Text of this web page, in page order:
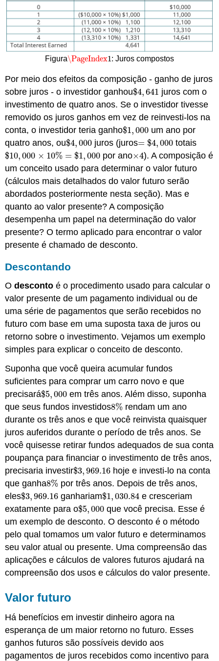
Figura\PageIndex1
\PageIndex1: Juros compostos
Por meio dos efeitos da composição - ganho de juros
sobre juros - o investidor ganhou$4, 641
$4, 641 juros com o
investimento de quatro anos. Se o investidor tivesse
removido os juros ganhos em vez de reinvesti-los na
conta, o investidor teria ganho$1, 000
$1, 000 um ano por
quatro anos, ou$4, 000
$4, 000 juros (juros= $4, 000
=$4,000 totais
$10, 000 × 10% = $1,000
$10,000 ×10%= $1,000 por ano×4
×4). A composição é
um conceito usado para determinar o valor futuro
(cálculos mais detalhados do valor futuro serão
abordados posteriormente nesta seção). Mas e
quanto ao valor presente? A composição
desempenha um papel na determinação do valor
presente? O termo aplicado para encontrar o valor
presente é chamado de desconto.
Descontando
Odesconto é o procedimento usado para calcular o
valor presente de um pagamento individual ou de
uma série de pagamentos que serão recebidos no
futuro com base em uma suposta taxa de juros ou
retorno sobre o investimento. Vejamos um exemplo
simples para explicar o conceito de desconto.
Suponha que você queira acumular fundos
suficientes para comprar um carro novo e que
precisará$5, 000
$5, 000 em três anos. Além disso, suponha
que seus fundos investidos8%
8% rendam um ano
durante os três anos e que você reinvista quaisquer
juros auferidos durante o período de três anos. Se
você quisesse retirar fundos adequados de sua conta
poupança para financiar o investimento de três anos,
precisaria investir$3, 969.16
$3, 969.16 hoje e investi-lo na conta
que ganha8%
8% por três anos. Depois de três anos,
eles$3, 969.16
$3, 969.16 ganhariam$1, 030.84
$1, 030.84 e cresceriam
exatamente para o$5, 000
$5, 000 que você precisa. Esse é
um exemplo de desconto. O desconto é o método
pelo qual tomamos um valor futuro e determinamos
seu valor atual ou presente. Uma compreensão das
aplicações e cálculos de valores futuros ajudará na
compreensão dos usos e cálculos do valor presente.
Valor futuro
Há benefícios em investir dinheiro agora na
esperança de um maior retorno no futuro. Esses
ganhos futuros são possíveis devido aos
pagamentos de juros recebidos como incentivo para